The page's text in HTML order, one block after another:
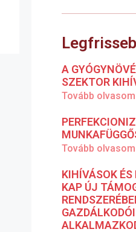
A
SZEKTOR
Tovább olvasom
Tovább olvasom
KIHÍVÁSOK ÉS
KAP ÚJ